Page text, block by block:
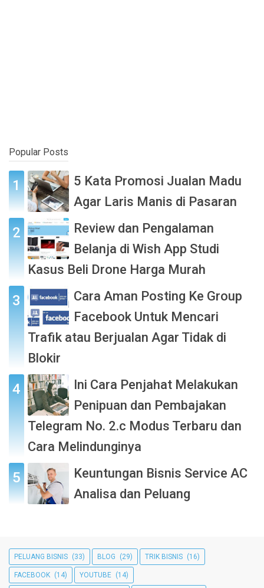
Popular Posts
5 Kata Promosi Jualan Madu
Agar Laris Manis di Pasaran
Review dan Pengalaman
Belanja di Wish App Studi
Kasus Beli Drone Harga Murah
Cara Aman Posting Ke Group
Facebook Untuk Mencari
Trafik atau Berjualan Agar Tidak di
Blokir
Ini Cara Penjahat Melakukan
Penipuan dan Pembajakan
Telegram No. 2.c Modus Terbaru dan
Cara Melindunginya
Keuntungan Bisnis Service AC
Analisa dan Peluang
PELUANG BISNIS (33) BLOG (29) TRIK BISNIS (16)
FACEBOOK (14) YOUTUBE (14)